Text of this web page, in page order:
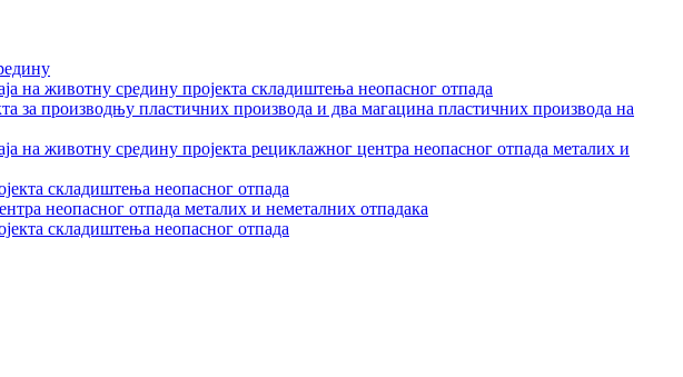
на животну средину пројекта складиштења неопасног отпада
за производњу пластичних производа и два магацина пластичних производа на
на животну средину пројекта рециклажног центра неопасног отпада металих и
складиштења неопасног отпада
неопасног отпада металих и неметалних отпадака
складиштења неопасног отпада